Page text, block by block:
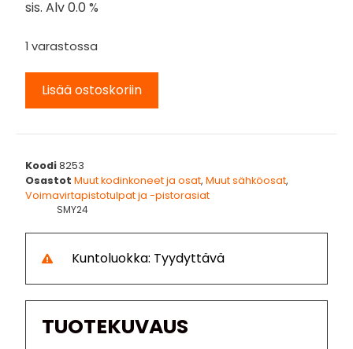
sis. Alv 0.0 %
1 varastossa
Lisää ostoskoriin
Koodi8253
Osastot Muut kodinkoneet ja osat,Muut sähköosat,
Voimavirtapistotulpat ja -pistorasiat
SMY24
Kuntoluokka: Tyydyttävä
TUOTEKUVAUS